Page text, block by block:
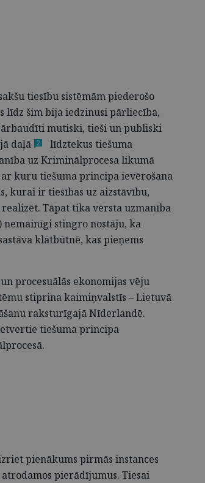
tiesību sistēmām piederošo
līdz šim bija iedzinusi pārliecība,
mutiski, tieši un publiski
daļā 2
līdztekus tiešuma
uz Kriminālprocesa likumā
kuru tiešuma principa ievērošana
kurai ir tiesības uz aizstāvību,
Tāpat tika vērsta uzmanība
nemainīgi stingro nostāju, ka
klātbūtnē, kas pieņems
procesuālās ekonomijas vēju
stiprina kaimiņvalstīs – Lietuvā
raksturīgajā Nīderlandē.
tiešuma principa
pienākums pirmās instances
pierādījumus. Tiesai